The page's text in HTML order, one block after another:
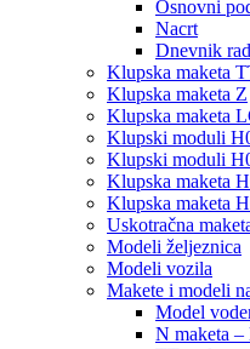
Osnovni
Nacrt
Dnevnik
Klupska maketa
Klupska maketa Z
Klupska maketa
Klupski moduli
Klupski moduli
Klupska maketa
Klupska maketa
Uskotračna
Modeli željeznica
Modeli vozila
Makete i modeli
Model
N maketa –